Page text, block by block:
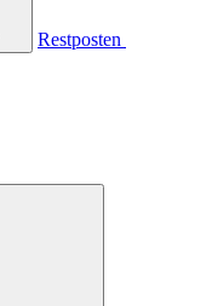
Restposten